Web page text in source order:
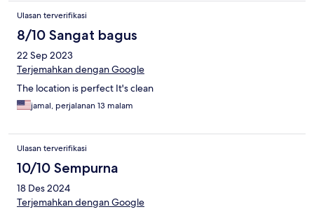
Ulasan terverifikasi
8/10 Sangat bagus
22 Sep 2023
Terjemahkan dengan Google
The location is perfect It's clean
jamal, perjalanan 13 malam
Ulasan terverifikasi
10/10 Sempurna
18 Des 2024
Terjemahkan dengan Google